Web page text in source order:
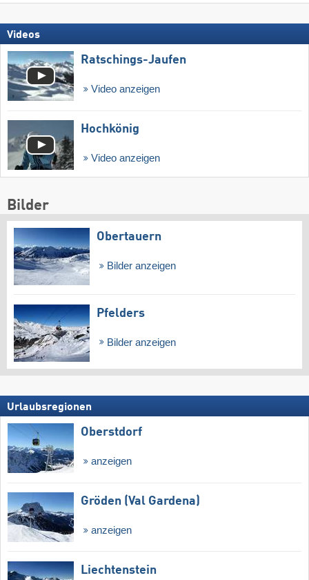
Videos
Ratschings-Jaufen
Video anzeigen
Hochkönig
Video anzeigen
Bilder
Obertauern
Bilder anzeigen
Pfelders
Bilder anzeigen
Urlaubsregionen
Oberstdorf
anzeigen
Gröden (Val Gardena)
anzeigen
Liechtenstein